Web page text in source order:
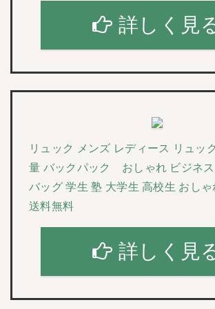
詳しく見
リュック メンズ レディース リュッ
量 バックパック おしゃれ ビジネス
バッグ 学生 塾 大学生 高校生 おし
送料無料
詳しく見